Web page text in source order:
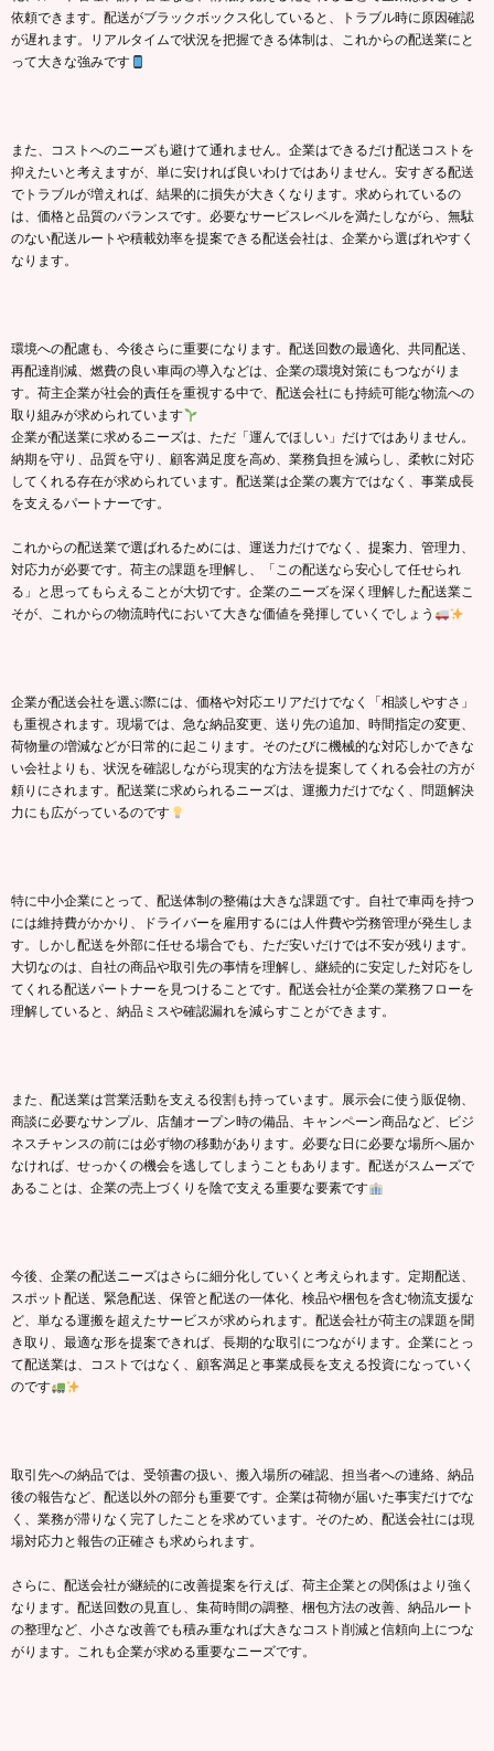
依頼できます。配送がブラックボックス化していると、トラブル時に原因確認
が遅れます。リアルタイムで状況を把握できる体制は、これからの配送業にと
って大きな強みです
また、コストへのニーズも避けて通れません。企業はできるだけ配送コストを
抑えたいと考えますが、単に安ければ良いわけではありません。安すぎる配送
でトラブルが増えれば、結果的に損失が大きくなります。求められているの
は、価格と品質のバランスです。必要なサービスレベルを満たしながら、無駄
のない配送ルートや積載効率を提案できる配送会社は、企業から選ばれやすく
なります。
環境への配慮も、今後さらに重要になります。配送回数の最適化、共同配送、
再配達削減、燃費の良い車両の導入などは、企業の環境対策にもつながりま
す。荷主企業が社会的責任を重視する中で、配送会社にも持続可能な物流への
取り組みが求められています
企業が配送業に求めるニーズは、ただ「運んでほしい」だけではありません。
納期を守り、品質を守り、顧客満足度を高め、業務負担を減らし、柔軟に対応
してくれる存在が求められています。配送業は企業の裏方ではなく、事業成長
を支えるパートナーです。
これからの配送業で選ばれるためには、運送力だけでなく、提案力、管理力、
対応力が必要です。荷主の課題を理解し、「この配送なら安心して任せられ
る」と思ってもらえることが大切です。企業のニーズを深く理解した配送業こ
そが、これからの物流時代において大きな価値を発揮していくでしょう
企業が配送会社を選ぶ際には、価格や対応エリアだけでなく「相談しやすさ」
も重視されます。現場では、急な納品変更、送り先の追加、時間指定の変更、
荷物量の増減などが日常的に起こります。そのたびに機械的な対応しかできな
い会社よりも、状況を確認しながら現実的な方法を提案してくれる会社の方が
頼りにされます。配送業に求められるニーズは、運搬力だけでなく、問題解決
力にも広がっているのです
特に中小企業にとって、配送体制の整備は大きな課題です。自社で車両を持つ
には維持費がかかり、ドライバーを雇用するには人件費や労務管理が発生しま
す。しかし配送を外部に任せる場合でも、ただ安いだけでは不安が残ります。
大切なのは、自社の商品や取引先の事情を理解し、継続的に安定した対応をし
てくれる配送パートナーを見つけることです。配送会社が企業の業務フローを
理解していると、納品ミスや確認漏れを減らすことができます。
また、配送業は営業活動を支える役割も持っています。展示会に使う販促物、
商談に必要なサンプル、店舗オープン時の備品、キャンペーン商品など、ビジ
ネスチャンスの前には必ず物の移動があります。必要な日に必要な場所へ届か
なければ、せっかくの機会を逃してしまうこともあります。配送がスムーズで
あることは、企業の売上づくりを陰で支える重要な要素です
今後、企業の配送ニーズはさらに細分化していくと考えられます。定期配送、
スポット配送、緊急配送、保管と配送の一体化、検品や梱包を含む物流支援な
ど、単なる運搬を超えたサービスが求められます。配送会社が荷主の課題を聞
き取り、最適な形を提案できれば、長期的な取引につながります。企業にとっ
て配送業は、コストではなく、顧客満足と事業成長を支える投資になっていく
のです
取引先への納品では、受領書の扱い、搬入場所の確認、担当者への連絡、納品
後の報告など、配送以外の部分も重要です。企業は荷物が届いた事実だけでな
く、業務が滞りなく完了したことを求めています。そのため、配送会社には現
場対応力と報告の正確さも求められます。
さらに、配送会社が継続的に改善提案を行えば、荷主企業との関係はより強く
なります。配送回数の見直し、集荷時間の調整、梱包方法の改善、納品ルート
の整理など、小さな改善でも積み重なれば大きなコスト削減と信頼向上につな
がります。これも企業が求める重要なニーズです。